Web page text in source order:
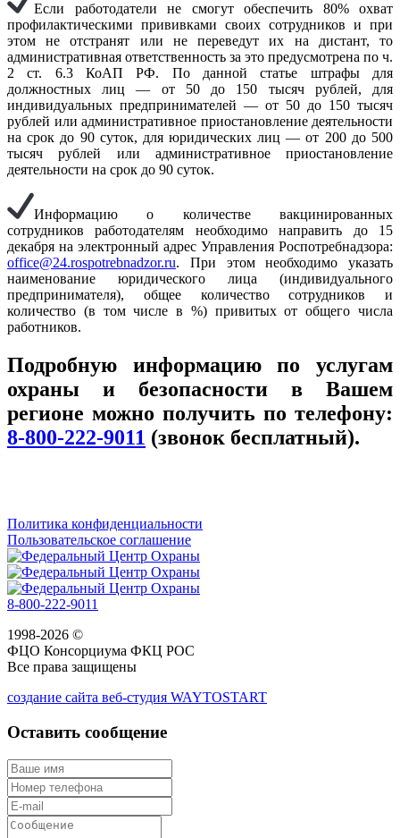
Если работодатели не смогут обеспечить 80% охват
профилактическими прививками своих сотрудников и при
этом не отстранят или не переведут их на дистант, то
административная ответственность за это предусмотрена по ч.
2 ст. 6.3 КоАП РФ. По данной статье штрафы для
должностных лиц — от 50 до 150 тысяч рублей, для
индивидуальных предпринимателей — от 50 до 150 тысяч
рублей или административное приостановление деятельности
на срок до 90 суток, для юридических лиц — от 200 до 500
тысяч рублей или административное приостановление
деятельности на срок до 90 суток.
Информацию о количестве вакцинированных
сотрудников работодателям необходимо направить до 15
декабря на электронный адрес Управления Роспотребнадзора:
office@24.rospotrebnadzor.ru. При этом необходимо указать
наименование юридического лица (индивидуального
предпринимателя), общее количество сотрудников и
количество (в том числе в %) привитых от общего числа
работников.
Подробную информацию по услугам
охраны и безопасности в Вашем
регионе можно получить по телефону:
8-800-222-9011 (звонок бесплатный).
Политика конфиденциальности
Пользовательское соглашение
8-800-222-9011
1998-2026 ©
ФЦО Консорциума ФКЦ РОС
Все права защищены
создание сайта веб-студия WAYTOSTART
Оставить сообщение